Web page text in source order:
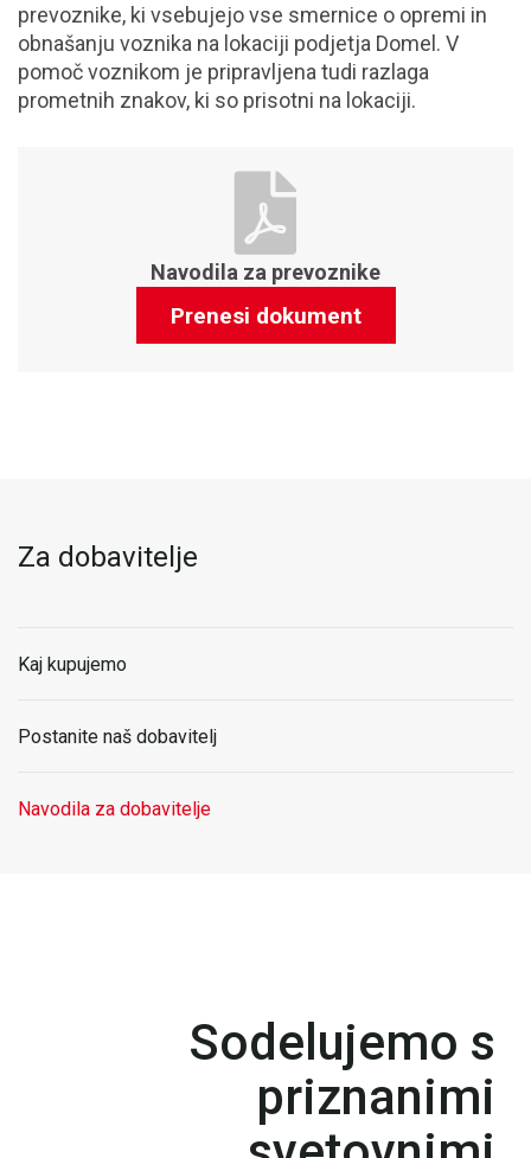
prevoznike, ki vsebujejo vse smernice o opremi in
obnašanju voznika na lokaciji podjetja Domel. V
pomoč voznikom je pripravljena tudi razlaga
prometnih znakov, ki so prisotni na lokaciji.
Navodila za prevoznike
Prenesi dokument
Za dobavitelje
Kaj kupujemo
Postanite naš dobavitelj
Navodila za dobavitelje
Sodelujemo s
priznanimi